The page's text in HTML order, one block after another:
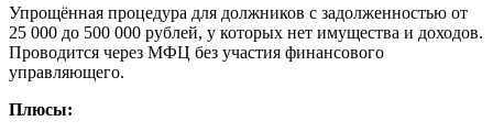
Упрощённая процедура для должников с задолженностью от
25 000 до 500 000 рублей, у которых нет имущества и доходов.
Проводится через МФЦ без участия финансового
управляющего.
Плюсы: